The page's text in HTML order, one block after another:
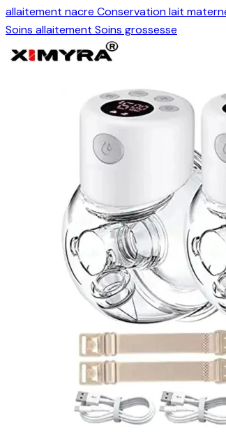
allaitement nacre Conservation lait
Soins allaitement Soins grossesse